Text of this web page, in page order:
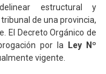
estructural y
de una provincia,
El Decreto Orgánico de
por la
Ley Nº
vigente.